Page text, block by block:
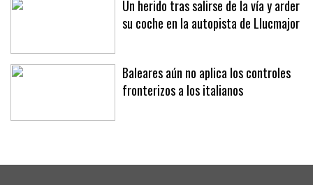
Un herido tras salirse de la vía y arder
su coche en la autopista de Llucmajor
Baleares aún no aplica los controles
fronterizos a los italianos